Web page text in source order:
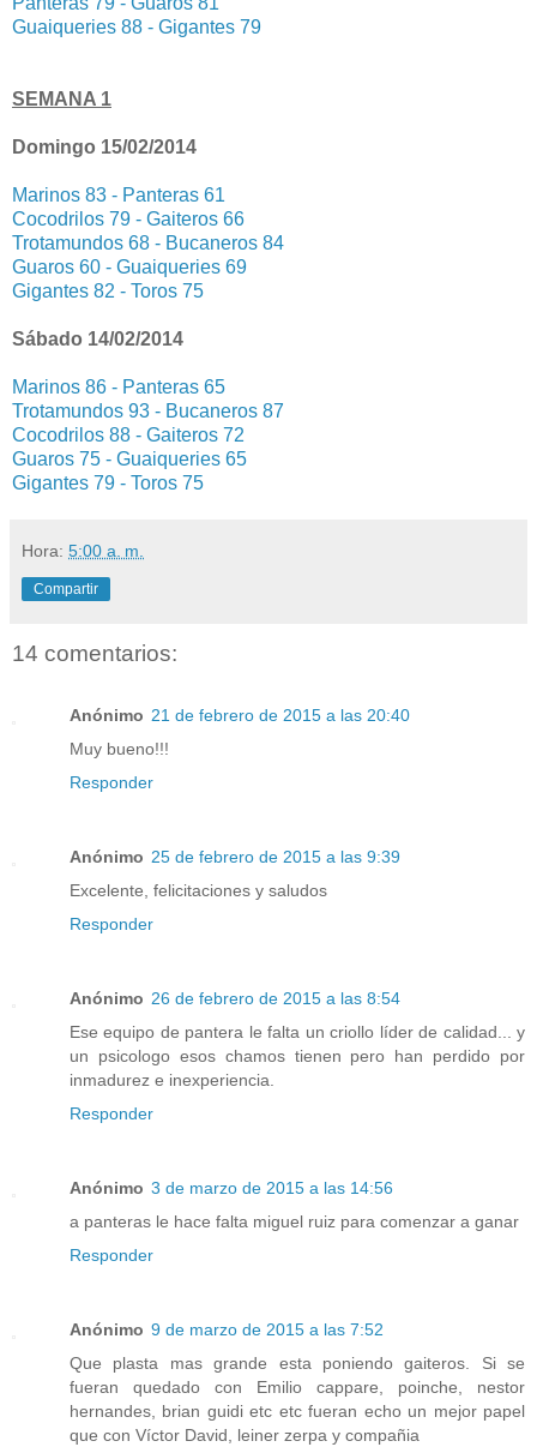
Guaiqueries 88 - Gigantes 79
SEMANA 1
Domingo 15/02/2014
Marinos 83 - Panteras 61
Cocodrilos 79 - Gaiteros 66
Trotamundos 68 - Bucaneros 84
Guaros 60 - Guaiqueries 69
Gigantes 82 - Toros 75
Sábado 14/02/2014
Marinos 86 - Panteras 65
Trotamundos 93 - Bucaneros 87
Cocodrilos 88 - Gaiteros 72
Guaros 75 - Guaiqueries 65
Gigantes 79 - Toros 75
Hora: 5:00 a. m.
Compartir
14 comentarios:
Anónimo 21 de febrero de 2015 a las 20:40
Muy bueno!!!
Responder
Anónimo 25 de febrero de 2015 a las 9:39
Excelente, felicitaciones y saludos
Responder
Anónimo 26 de febrero de 2015 a las 8:54
Ese equipo de pantera le falta un criollo líder de calidad... y
un psicologo esos chamos tienen pero han perdido por
inmadurez e inexperiencia.
Responder
Anónimo 3 de marzo de 2015 a las 14:56
a panteras le hace falta miguel ruiz para comenzar a ganar
Responder
Anónimo 9 de marzo de 2015 a las 7:52
Que plasta mas grande esta poniendo gaiteros. Si se
fueran quedado con Emilio cappare, poinche, nestor
hernandes, brian guidi etc etc fueran echo un mejor papel
que con Víctor David, leiner zerpa y compañia